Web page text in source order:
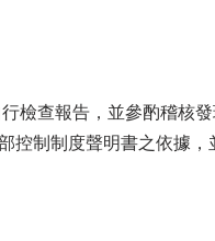
檢查報告，並參酌稽核
控制制度聲明書之依據，